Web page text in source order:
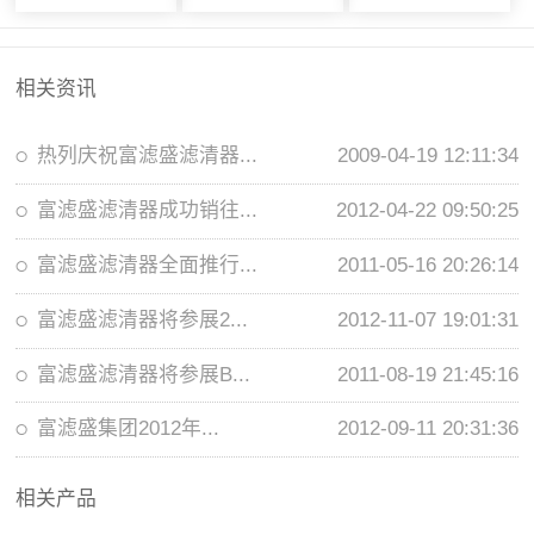
相关资讯
热列庆祝富滤盛滤清器... 2009-04-19 12:11:34
富滤盛滤清器成功销往... 2012-04-22 09:50:25
富滤盛滤清器全面推行... 2011-05-16 20:26:14
富滤盛滤清器将参展2... 2012-11-07 19:01:31
富滤盛滤清器将参展B... 2011-08-19 21:45:16
富滤盛集团2012年... 2012-09-11 20:31:36
相关产品